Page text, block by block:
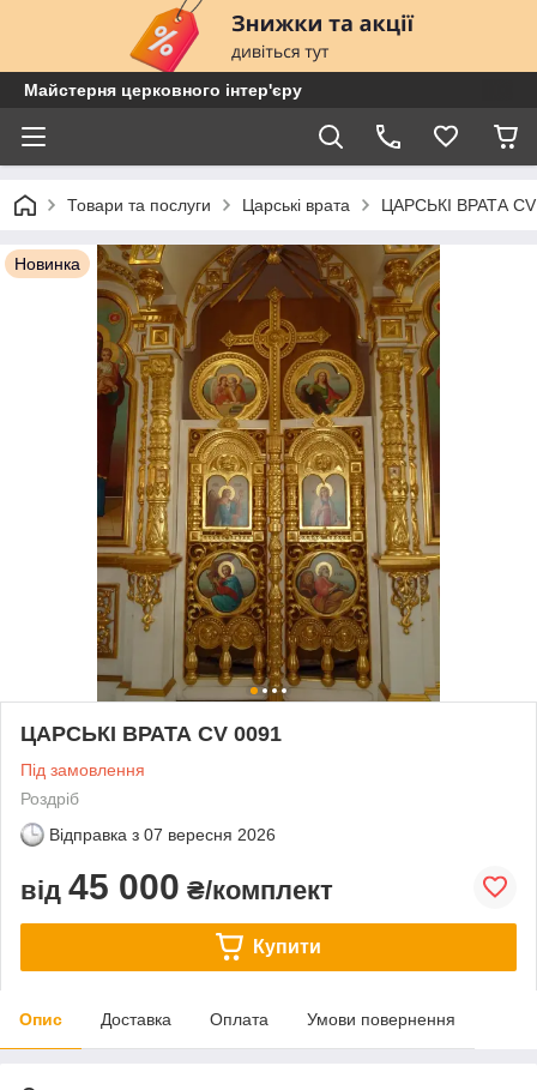
Майстерня церковного інтер'єру
Товари та послуги Царські врата ЦАРСЬКІ ВРАТА
Новинка
ЦАРСЬКІ ВРАТА CV 0091
Під замовлення
Роздріб
Відправка з 07 вересня 2026
від 45 000 ₴/комплект
Купити
Опис Доставка Оплата Умови повернення